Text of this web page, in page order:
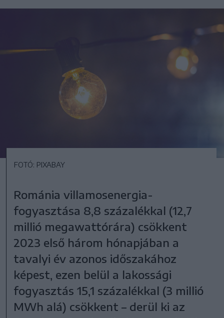
FOTÓ: PIXABAY
Románia villamosenergia-
fogyasztása 8,8 százalékkal (12,7
millió megawattórára) csökkent
2023 első három hónapjában a
tavalyi év azonos időszakához
képest, ezen belül a lakossági
fogyasztás 15,1 százalékkal (3 millió
MWh alá) csökkent – derül ki az